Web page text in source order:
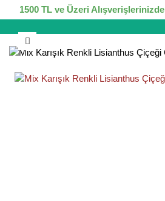
1500 TL ve Üzeri Alışverişlerinizde